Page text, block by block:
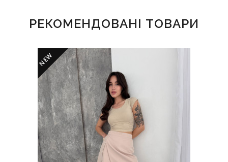
РЕКОМЕНДОВАНІ ТОВАРИ
NEW